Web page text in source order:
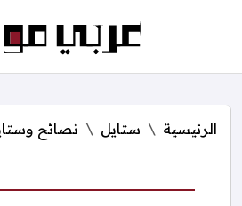
الرئيسية ستايل نصائح